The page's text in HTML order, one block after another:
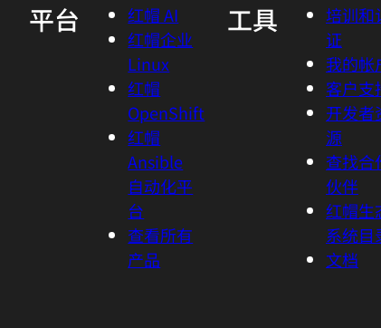
平台
红帽 AI
红帽企业
Linux
红帽
OpenShift
红帽
Ansible
自动化平
台
查看所有
产品
工具
培训和
证
我的帐
客户支
开发者
源
查找合
伙伴
红帽生
系统目
文档